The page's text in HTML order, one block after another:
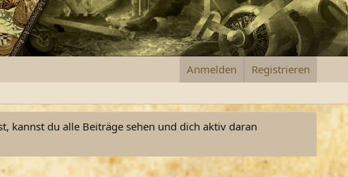
Anmelden Registrieren
kannst du alle Beiträge sehen und dich aktiv daran